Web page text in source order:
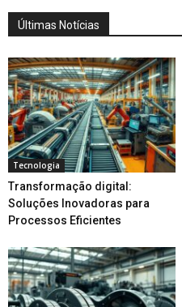
Últimas Notícias
Tecnologia
Transformação digital:
Soluções Inovadoras para
Processos Eficientes